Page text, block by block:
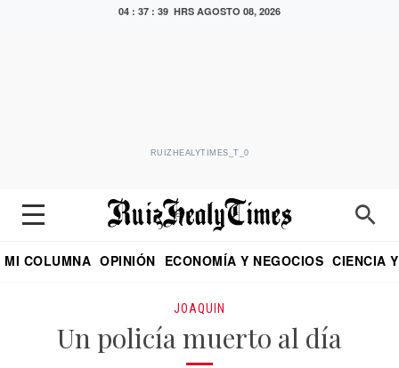
04 : 37 : 39 HRS AGOSTO 08, 2026
RUIZHEALYTIMES_T_0
MI COLUMNA OPINIÓN ECONOMÍA Y NEGOCIOS CIENCIA
JOAQUIN
Un policía muerto al día